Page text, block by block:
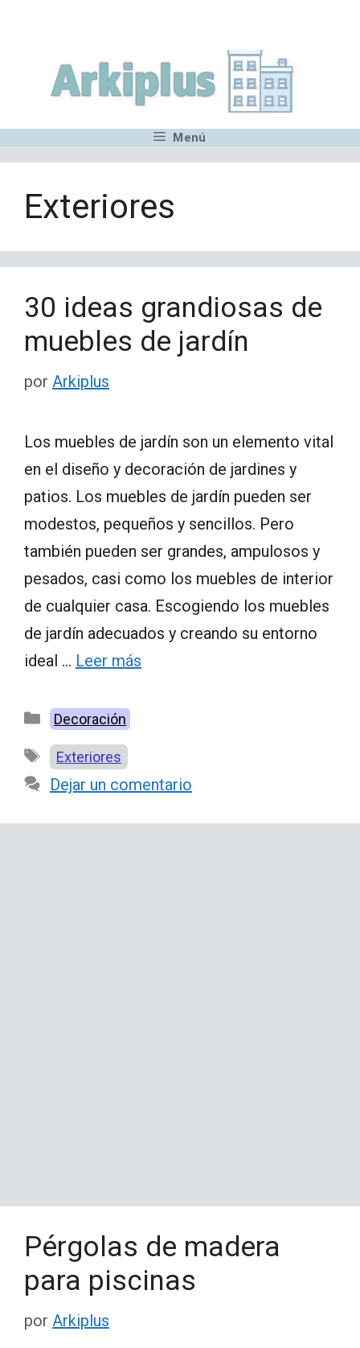
contenido
Menú
Exteriores
30 ideas grandiosas de
muebles de jardín
por Arkiplus
Los muebles de jardín son un elemento vital
en el diseño y decoración de jardines y
patios. Los muebles de jardín pueden ser
modestos, pequeños y sencillos. Pero
también pueden ser grandes, ampulosos y
pesados, casi como los muebles de interior
de cualquier casa. Escogiendo los muebles
de jardín adecuados y creando su entorno
ideal … Leer más
Categorías
Decoración
Etiquetas
Exteriores
Dejar un comentario
Pérgolas de madera
para piscinas
por Arkiplus